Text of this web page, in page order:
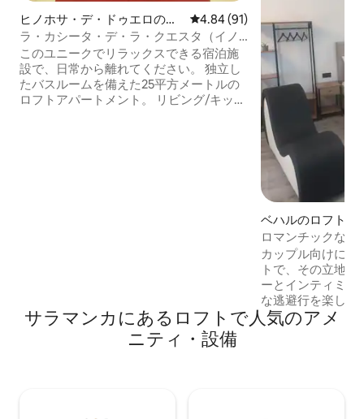
ヒノホサ・デ・ドゥエロのロ
フト
レビュー91件、5つ星中4.84つ
4.84 (91)
ラ・カシータ・デ・ラ・クエスタ（イノ
ホサ・デ・ドゥエロ）
このユニークでリラックスできる宿泊施
設で、日常から離れてください。 独立し
たバスルームを備えた25平方メートルの
ロフトアパートメント。 リビング/キッチ
ベハルのロフト
ロマンチックなア
カップル向けに設
トで、その立地
ーとインティミテ
な逃避行を楽しむ
は、カップルで
でリラクゼーシ
サラマンカにあるロフトで人気のアメ
ニティ・設備